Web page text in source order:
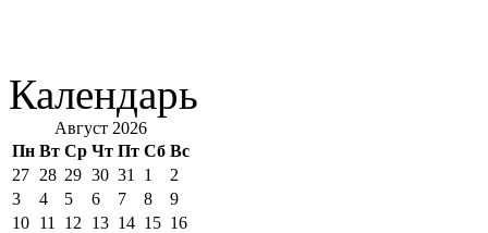
Календарь
Август 2026
Пн Вт Ср Чт Пт Сб Вс
27 28 29 30 31 1
2
3
4 5 6 7 8
9
10 11 12 13 14 15 16